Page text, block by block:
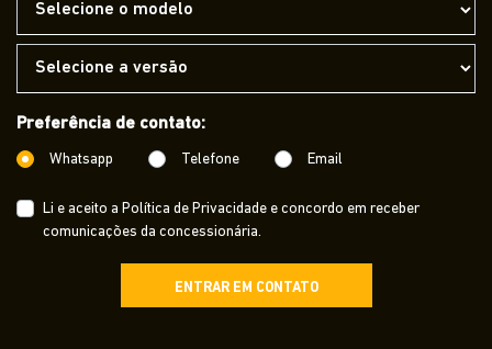
Preferência de contato:
Whatsapp Telefone Email
Li e aceito a Política de Privacidade e concordo em receber
comunicações da concessionária.
ENTRAR EM CONTATO